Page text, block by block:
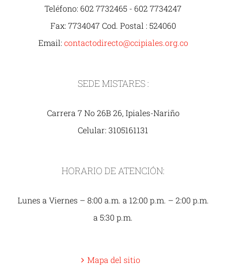
Teléfono: 602 7732465 - 602 7734247
Fax: 7734047 Cod. Postal : 524060
Email: contactodirecto@ccipiales.org.co
SEDE MISTARES :
Carrera 7 No 26B 26, Ipiales-Nariño
Celular: 3105161131
HORARIO DE ATENCIÓN:
Lunes a Viernes – 8:00 a.m. a 12:00 p.m. – 2:00 p.m.
a 5:30 p.m.
Mapa del sitio